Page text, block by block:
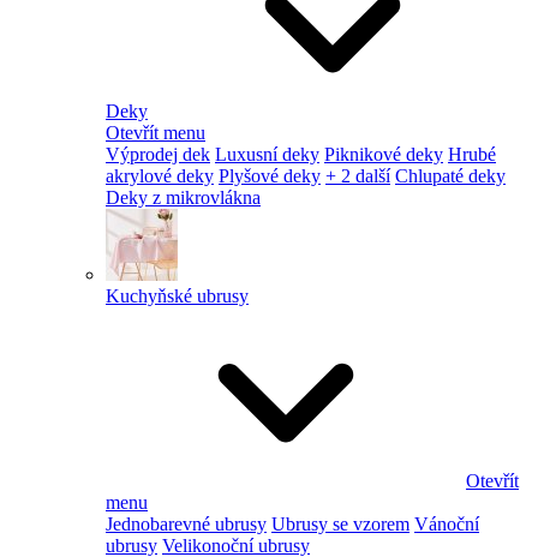
Deky
Otevřít menu
Výprodej dek Luxusní deky Piknikové deky Hrubé
akrylové deky Plyšové deky + 2 další Chlupaté deky
Deky z mikrovlákna
Kuchyňské ubrusy
Otevřít
menu
Jednobarevné ubrusy Ubrusy se vzorem Vánoční
ubrusy Velikonoční ubrusy